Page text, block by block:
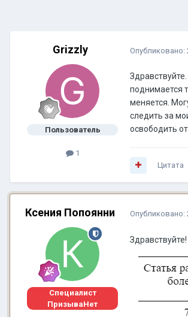
Grizzly
Пользователь
1
Опубликовано:
поднимается
меняется.
следить за
освободить
Цитата
Ксения Попоянни
Специалист
ПризываНет
Опубликовано: